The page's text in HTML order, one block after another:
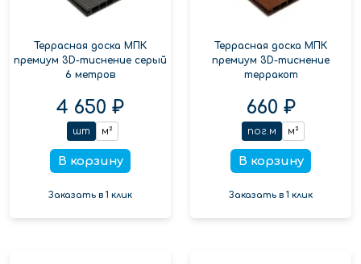
Террасная доска МПК
премиум 3D-тиснение серый
6 метров
4 650 ₽
шт м²
В корзину
Заказать в 1 клик
Террасная доска МПК
премиум 3D-тиснение
терракот
660 ₽
пог.м м²
В корзину
Заказать в 1 клик